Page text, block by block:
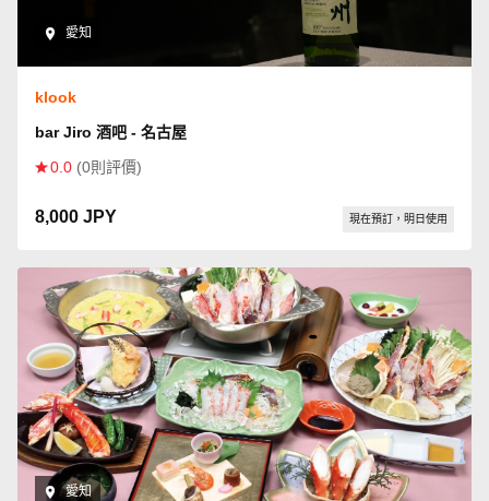
愛知
klook
bar Jiro 酒吧 - 名古屋
0.0 (0則評價)
8,000 JPY 現在預訂，明日使用
愛知